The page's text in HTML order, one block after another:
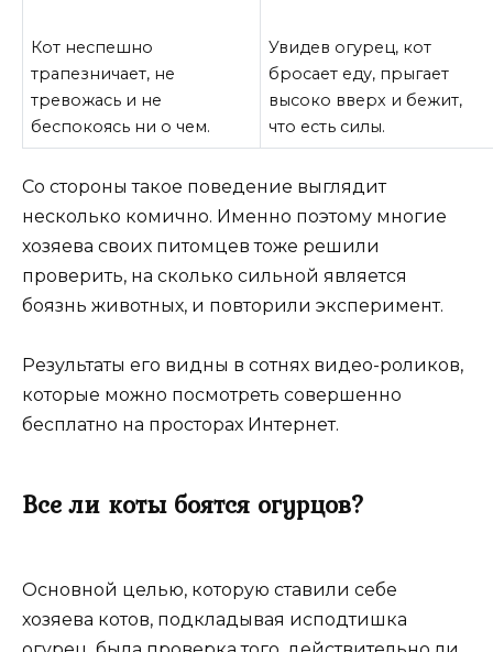
Кот неспешно
трапезничает, не
тревожась и не
беспокоясь ни о чем.
Увидев огурец, кот
бросает еду, прыгает
высоко вверх и бежит,
что есть силы.
Со стороны такое поведение выглядит
несколько комично. Именно поэтому многие
хозяева своих питомцев тоже решили
проверить, на сколько сильной является
боязнь животных, и повторили эксперимент.
Результаты его видны в сотнях видео-роликов,
которые можно посмотреть совершенно
бесплатно на просторах Интернет.
Все ли коты боятся огурцов?
Основной целью, которую ставили себе
хозяева котов, подкладывая исподтишка